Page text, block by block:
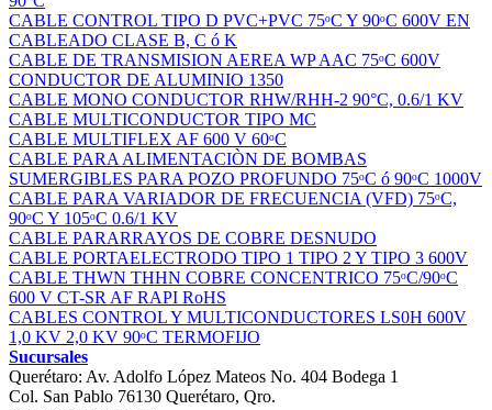
CABLE CONTROL TIPO D PVC+PVC 75ᵒC Y 90ᵒC 600V EN
CABLEADO CLASE B, C ó K
CABLE DE TRANSMISION AEREA WP AAC 75ᵒC 600V
CONDUCTOR DE ALUMINIO 1350
CABLE MONO CONDUCTOR RHW/RHH-2 90°C, 0.6/1 KV
CABLE MULTICONDUCTOR TIPO MC
CABLE MULTIFLEX AF 600 V 60ᵒC
CABLE PARA ALIMENTACIÒN DE BOMBAS
SUMERGIBLES PARA POZO PROFUNDO 75ᵒC ó 90ᵒC 1000V
CABLE PARA VARIADOR DE FRECUENCIA (VFD) 75ᵒC,
90ᵒC Y 105ᵒC 0.6/1 KV
CABLE PARARRAYOS DE COBRE DESNUDO
CABLE PORTAELECTRODO TIPO 1 TIPO 2 Y TIPO 3 600V
CABLE THWN THHN COBRE CONCENTRICO 75ᵒC/90ᵒC
600 V CT-SR AF RAPI RoHS
CABLES CONTROL Y MULTICONDUCTORES LS0H 600V
1,0 KV 2,0 KV 90ᵒC TERMOFIJO
Sucursales
Querétaro: Av. Adolfo López Mateos No. 404 Bodega 1
Col. San Pablo 76130 Querétaro, Qro.